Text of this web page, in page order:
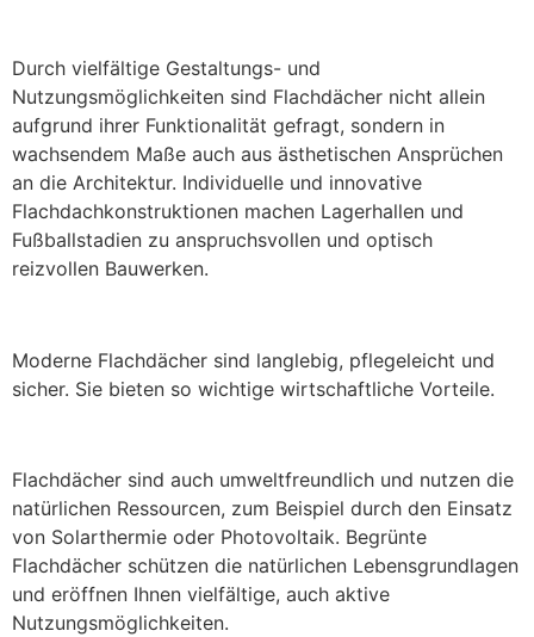
Durch vielfältige Gestaltungs- und
Nutzungsmöglichkeiten sind Flachdächer nicht allein
aufgrund ihrer Funktionalität gefragt, sondern in
wachsendem Maße auch aus ästhetischen Ansprüchen
an die Architektur. Individuelle und innovative
Flachdachkonstruktionen machen Lagerhallen und
Fußballstadien zu anspruchsvollen und optisch
reizvollen Bauwerken.
Moderne Flachdächer sind langlebig, pflegeleicht und
sicher. Sie bieten so wichtige wirtschaftliche Vorteile.
Flachdächer sind auch umweltfreundlich und nutzen die
natürlichen Ressourcen, zum Beispiel durch den Einsatz
von Solarthermie oder Photovoltaik. Begrünte
Flachdächer schützen die natürlichen Lebensgrundlagen
und eröffnen Ihnen vielfältige, auch aktive
Nutzungsmöglichkeiten.